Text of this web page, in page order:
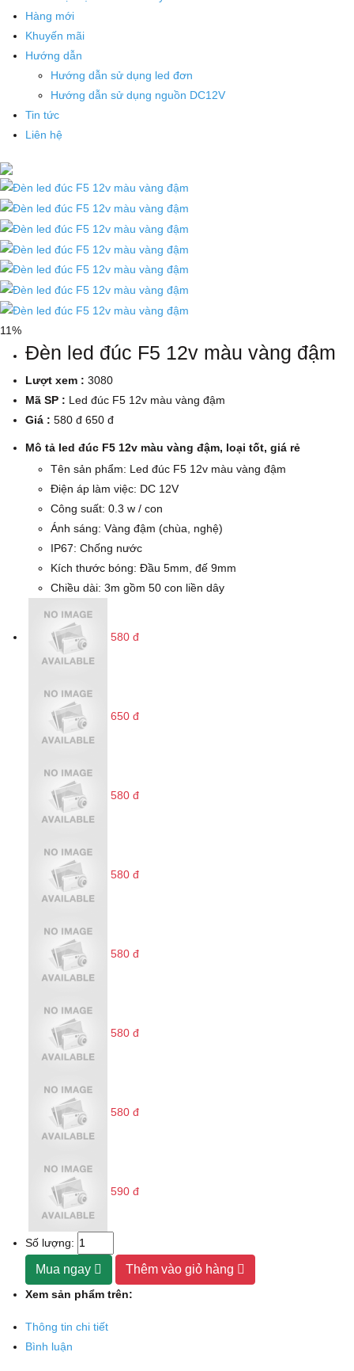
Hàng mới
Khuyến mãi
Hướng dẫn
Hướng dẫn sử dụng led đơn
Hướng dẫn sử dụng nguồn DC12V
Tin tức
Liên hệ
11%
Đèn led đúc F5 12v màu vàng đậm
Lượt xem : 3080
Mã SP : Led đúc F5 12v màu vàng đậm
Giá : 580 đ 650 đ
Mô tả led đúc F5 12v màu vàng đậm, loại tốt, giá rẻ
Tên sản phẩm: Led đúc F5 12v màu vàng đậm
Điện áp làm việc: DC 12V
Công suất: 0.3 w / con
Ánh sáng: Vàng đậm (chùa, nghệ)
IP67: Chống nước
Kích thước bóng: Đầu 5mm, đế 9mm
Chiều dài: 3m gồm 50 con liền dây
580 đ
650 đ
580 đ
580 đ
580 đ
580 đ
580 đ
590 đ
Số lượng:
Mua ngay Thêm vào giỏ hàng
Xem sản phẩm trên:
Thông tin chi tiết
Bình luận